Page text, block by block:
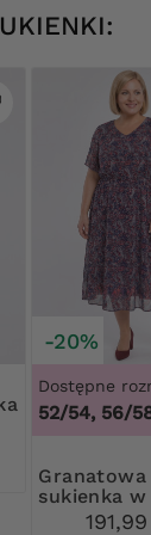
-20%
Dostępne
52/54, 56/
Granatowa
sukienka
wzór